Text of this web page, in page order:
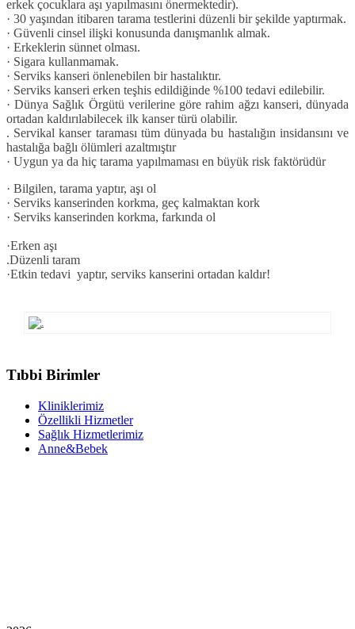
erkek çocuklara aşı yapılmasını önermektedir).
· 30 yaşından itibaren tarama testlerini düzenli bir şekilde yaptırmak.
· Güvenli cinsel ilişki konusunda danışmanlık almak.
· Erkeklerin sünnet olması.
· Sigara kullanmamak.
· Serviks kanseri önlenebilen bir hastalıktır.
· Serviks kanseri erken teşhis edildiğinde %100 tedavi edilebilir.
· Dünya Sağlık Örgütü verilerine göre rahim ağzı kanseri, dünyada
ortadan kaldırılabilecek ilk kanser türü olabilir.
. Servikal kanser taraması tüm dünyada bu hastalığın insidansını ve
hastalığa bağlı ölümleri azaltmıştır
· Uygun ya da hiç tarama yapılmaması en büyük risk faktörüdür
· Bilgilen, tarama yaptır, aşı ol
· Serviks kanserinden korkma, geç kalmaktan kork
· Serviks kanserinden korkma, farkında ol
·Erken aşı
.Düzenli taram
·Etkin tedavi yaptır, serviks kanserini ortadan kaldır!
Tıbbi Birimler
Kliniklerimiz
Özellikli Hizmetler
Sağlık Hizmetlerimiz
Anne&Bebek